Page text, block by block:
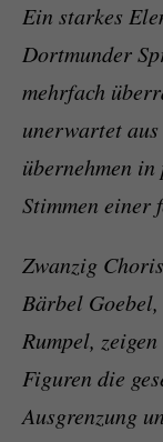
Ein starkes
Dortmunder
mehrfach
unerwartet
übernehmen in
Stimmen einer
Zwanzig
Bärbel
Rumpel,
Figuren die
Ausgrenzung